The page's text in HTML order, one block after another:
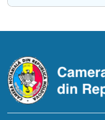
procedurii succesorale
identificare
planificată în prealabil
[…]